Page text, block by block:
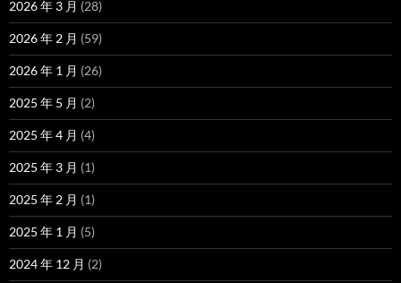
2026 年 3 月 (28)
2026 年 2 月 (59)
2026 年 1 月 (26)
2025 年 5 月 (2)
2025 年 4 月 (4)
2025 年 3 月 (1)
2025 年 2 月 (1)
2025 年 1 月 (5)
2024 年 12 月 (2)